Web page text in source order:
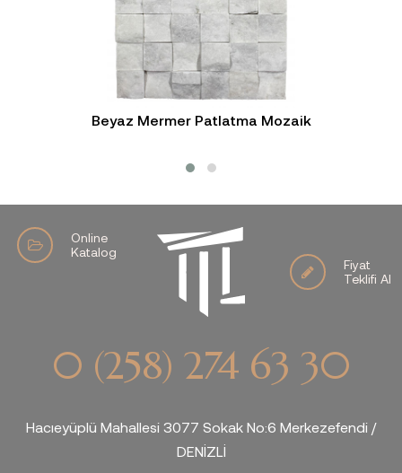
Beyaz Mermer Patlatma Mozaik
Online
Katalog
Fiyat
Teklifi Al
0 (258) 274 63 30
Hacıeyüplü Mahallesi 3077 Sokak No:6 Merkezefendi /
DENİZLİ